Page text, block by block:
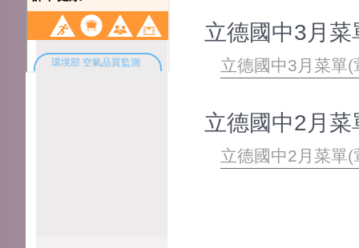
立德國中3月
立德國中3月菜單
立德國中2月
立德國中2月菜單